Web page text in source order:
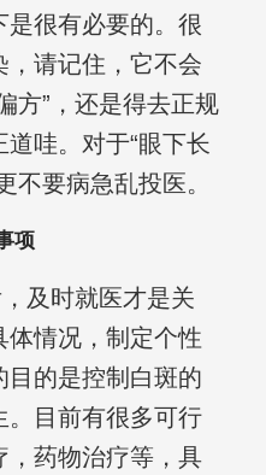
是很有必要的。很
，请记住，它不会
方”，还是得去正规
哇。对于“眼下长
不要病急乱投医。
项
及时就医才是关
体情况，制定个性
目的是控制白斑的
。目前有很多可行
，药物治疗等，具